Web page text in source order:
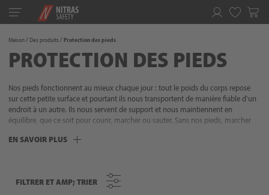
Toggle
navigation
Maison Des produits Protection des pieds
PROTECTION DES PIEDS
Nos pieds fonctionnent au mieux chaque jour : tout le poids du corps repose
sur cette petite surface et pourtant ils nous transportent de manière fiable d'un
endroit à un autre. Ils nous servent de support et nous maintiennent en
équilibre, que ce soit pour courir, marcher ou sauter. Sans nos pieds, marcher
donc que cette partie du corps très sensible reste pleinement fonctionnelle et
Nos chaussures de sécurité peuvent également être équipées de semelles
orthopédiques et semi-orthopédiques pour apporter un confort supplémentaire
EN SAVOIR PLUS
FILTRER ET AMP; TRIER
FILTRER ET AMP; TRIER